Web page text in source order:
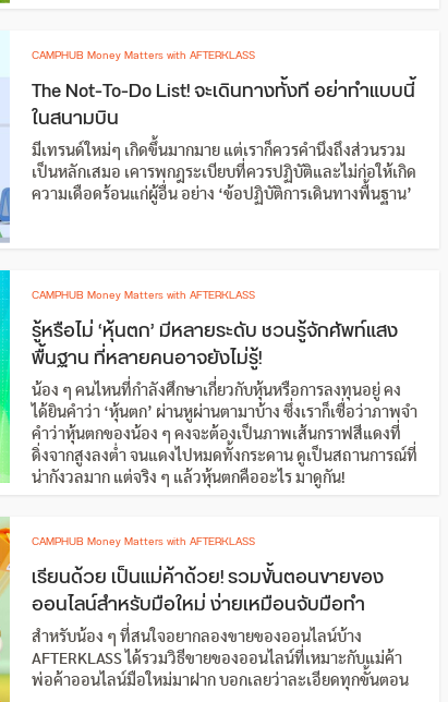
CAMPHUB Money Matters with AFTERKLASS
The Not-To-Do List! จะเดินทางทั้งที อย่าทำแบบนี้
ในสนามบิน
มีเทรนด์ใหม่ๆ เกิดขึ้นมากมาย แต่เราก็ควรคำนึงถึงส่วนรวม
เป็นหลักเสมอ เคารพกฎระเบียบที่ควรปฏิบัติและไม่ก่อให้เกิด
ความเดือดร้อนแก่ผู้อื่น อย่าง ‘ข้อปฏิบัติการเดินทางพื้นฐาน’
CAMPHUB Money Matters with AFTERKLASS
รู้หรือไม่ ‘หุ้นตก’ มีหลายระดับ ชวนรู้จักศัพท์แสง
พื้นฐาน ที่หลายคนอาจยังไม่รู้!
น้อง ๆ คนไหนที่กำลังศึกษาเกี่ยวกับหุ้นหรือการลงทุนอยู่ คง
ได้ยินคำว่า ‘หุ้นตก’ ผ่านหูผ่านตามาบ้าง ซึ่งเราก็เชื่อว่าภาพจำ
คำว่าหุ้นตกของน้อง ๆ คงจะต้องเป็นภาพเส้นกราฟสีแดงที่
ดิ่งจากสูงลงต่ำ จนแดงไปหมดทั้งกระดาน ดูเป็นสถานการณ์ที่
น่ากังวลมาก แต่จริง ๆ แล้วหุ้นตกคืออะไร มาดูกัน!
CAMPHUB Money Matters with AFTERKLASS
เรียนด้วย เป็นแม่ค้าด้วย! รวมขั้นตอนขายของ
ออนไลน์สำหรับมือใหม่ ง่ายเหมือนจับมือทำ
สำหรับน้อง ๆ ที่สนใจอยากลองขายของออนไลน์บ้าง
AFTERKLASS ได้รวมวิธีขายของออนไลน์ที่เหมาะกับแม่ค้า
พ่อค้าออนไลน์มือใหม่มาฝาก บอกเลยว่าละเอียดทุกขั้นตอน